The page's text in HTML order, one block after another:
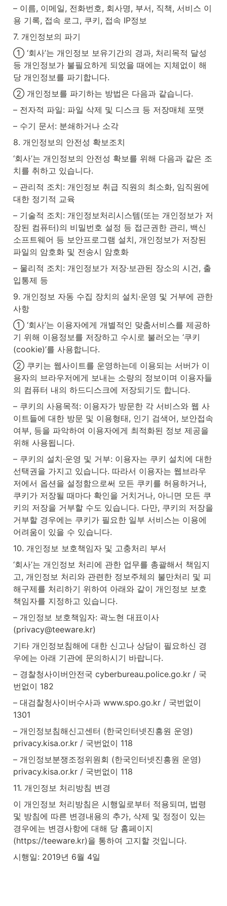
– 이름, 이메일, 전화번호, 회사명, 부서, 직책, 서비스 이
용 기록, 접속 로그, 쿠키, 접속 IP정보
7. 개인정보의 파기
① ‘회사’는 개인정보 보유기간의 경과, 처리목적 달성
등 개인정보가 불필요하게 되었을 때에는 지체없이 해
당 개인정보를 파기합니다.
② 개인정보를 파기하는 방법은 다음과 같습니다.
– 전자적 파일: 파일 삭제 및 디스크 등 저장매체 포맷
– 수기 문서: 분쇄하거나 소각
8. 개인정보의 안전성 확보조치
‘회사’는 개인정보의 안전성 확보를 위해 다음과 같은 조
치를 취하고 있습니다.
– 관리적 조치: 개인정보 취급 직원의 최소화, 임직원에
대한 정기적 교육
– 기술적 조치: 개인정보처리시스템(또는 개인정보가 저
장된 컴퓨터)의 비밀번호 설정 등 접근권한 관리, 백신
소프트웨어 등 보안프로그램 설치, 개인정보가 저장된
파일의 암호화 및 전송시 암호화
– 물리적 조치: 개인정보가 저장·보관된 장소의 시건, 출
입통제 등
9. 개인정보 자동 수집 장치의 설치·운영 및 거부에 관한
사항
① ‘회사’는 이용자에게 개별적인 맞춤서비스를 제공하
기 위해 이용정보를 저장하고 수시로 불러오는 ‘쿠키
(cookie)’를 사용합니다.
② 쿠키는 웹사이트를 운영하는데 이용되는 서버가 이
용자의 브라우저에게 보내는 소량의 정보이며 이용자들
의 컴퓨터 내의 하드디스크에 저장되기도 합니다.
– 쿠키의 사용목적: 이용자가 방문한 각 서비스와 웹 사
이트들에 대한 방문 및 이용형태, 인기 검색어, 보안접속
여부, 등을 파악하여 이용자에게 최적화된 정보 제공을
위해 사용됩니다.
– 쿠키의 설치∙운영 및 거부: 이용자는 쿠키 설치에 대한
선택권을 가지고 있습니다. 따라서 이용자는 웹브라우
저에서 옵션을 설정함으로써 모든 쿠키를 허용하거나,
쿠키가 저장될 때마다 확인을 거치거나, 아니면 모든 쿠
키의 저장을 거부할 수도 있습니다. 다만, 쿠키의 저장을
거부할 경우에는 쿠키가 필요한 일부 서비스는 이용에
어려움이 있을 수 있습니다.
10. 개인정보 보호책임자 및 고충처리 부서
‘회사’는 개인정보 처리에 관한 업무를 총괄해서 책임지
고, 개인정보 처리와 관련한 정보주체의 불만처리 및 피
해구제를 처리하기 위하여 아래와 같이 개인정보 보호
책임자를 지정하고 있습니다.
– 개인정보 보호책임자: 곽노현 대표이사
(privacy@teeware.kr)
기타 개인정보침해에 대한 신고나 상담이 필요하신 경
우에는 아래 기관에 문의하시기 바랍니다.
– 경찰청사이버안전국 cyberbureau.police.go.kr / 국
번없이 182
– 대검찰청사이버수사과 www.spo.go.kr / 국번없이
1301
– 개인정보침해신고센터 (한국인터넷진흥원 운영)
privacy.kisa.or.kr / 국번없이 118
– 개인정보분쟁조정위원회 (한국인터넷진흥원 운영)
privacy.kisa.or.kr / 국번없이 118
11. 개인정보 처리방침 변경
이 개인정보 처리방침은 시행일로부터 적용되며, 법령
및 방침에 따른 변경내용의 추가, 삭제 및 정정이 있는
경우에는 변경사항에 대해 당 홈페이지
(https://teeware.kr)을 통하여 고지할 것입니다.
시행일: 2019년 6월 4일